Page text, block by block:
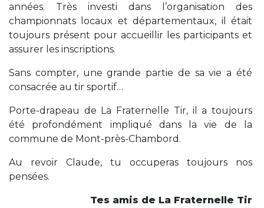
années. Très investi dans l’organisation des
championnats locaux et départementaux, il était
toujours présent pour accueillir les participants et
assurer les inscriptions.
Sans compter, une grande partie de sa vie a été
consacrée au tir sportif…
Porte-drapeau de La Fraternelle Tir, il a toujours
été profondément impliqué dans la vie de la
commune de Mont-près-Chambord.
Au revoir Claude, tu occuperas toujours nos
pensées.
Tes amis de La Fraternelle Tir